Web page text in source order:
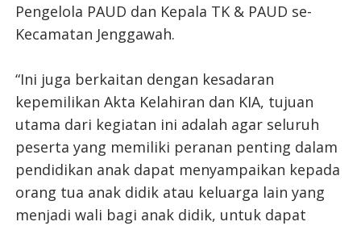
Pengelola PAUD dan Kepala TK & PAUD se-
Kecamatan Jenggawah.
“Ini juga berkaitan dengan kesadaran
kepemilikan Akta Kelahiran dan KIA, tujuan
utama dari kegiatan ini adalah agar seluruh
peserta yang memiliki peranan penting dalam
pendidikan anak dapat menyampaikan kepada
orang tua anak didik atau keluarga lain yang
menjadi wali bagi anak didik, untuk dapat